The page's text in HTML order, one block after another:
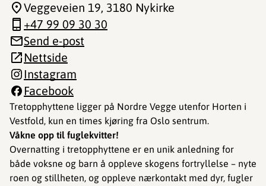
Tretopphyttene ligger på Nordre Vegge utenfor Horten i
Vestfold, kun en times kjøring fra Oslo sentrum.
Våkne opp til fuglekvitter!
Overnatting i tretopphyttene er en unik anledning for
både voksne og barn å oppleve skogens fortryllelse – nyte
roen og stillheten, og oppleve nærkontakt med dyr, fugler
Veggeveien 19, 3180 Nykirke
+47 99 09 30 30
Send e-post
Nettside
Instagram
Facebook